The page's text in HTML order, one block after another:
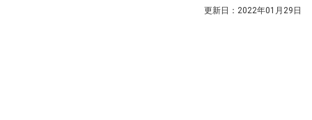
は、ゴム手袋の中に使うもので、これがあるだけでいろんな悩みが解決する
更新日： 2022年01月29日